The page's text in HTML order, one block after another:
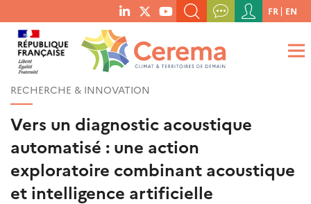
menu
social
links
RECHERCHER UN MOT-CLÉ, UNE PUBLICATION, ETC.
QUE RECHERCHEZ-VOUS ?
Menu
du
compte
de
FR EN
RECHERCHE & INNOVATION
Vers un diagnostic acoustique
automatisé : une action
exploratoire combinant acoustique
et intelligence artificielle